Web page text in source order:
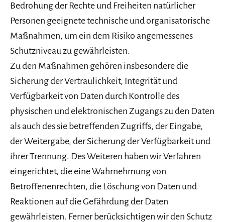
Bedrohung der Rechte und Freiheiten natürlicher
Personen geeignete technische und organisatorische
Maßnahmen, um ein dem Risiko angemessenes
Schutzniveau zu gewährleisten.
Zu den Maßnahmen gehören insbesondere die
Sicherung der Vertraulichkeit, Integrität und
Verfügbarkeit von Daten durch Kontrolle des
physischen und elektronischen Zugangs zu den Daten
als auch des sie betreffenden Zugriffs, der Eingabe,
der Weitergabe, der Sicherung der Verfügbarkeit und
ihrer Trennung. Des Weiteren haben wir Verfahren
eingerichtet, die eine Wahrnehmung von
Betroffenenrechten, die Löschung von Daten und
Reaktionen auf die Gefährdung der Daten
gewährleisten. Ferner berücksichtigen wir den Schutz